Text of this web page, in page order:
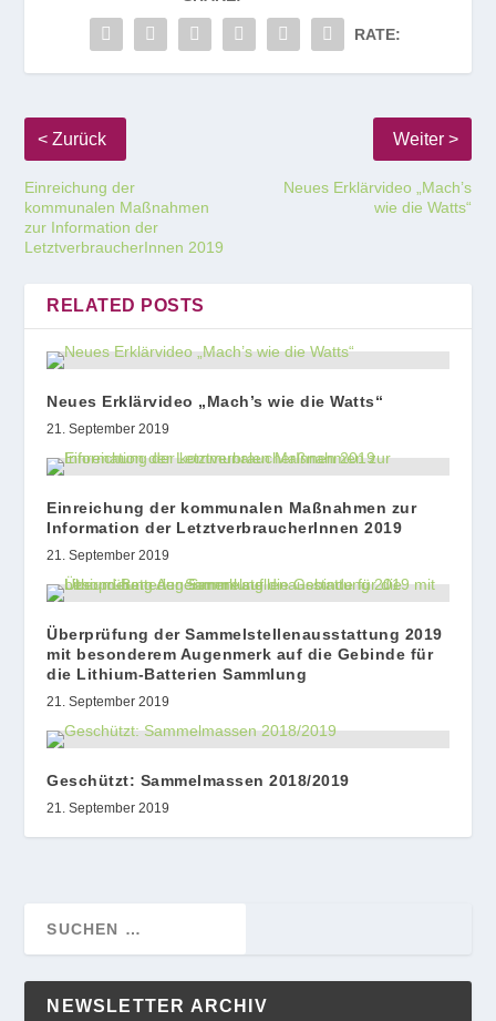
RATE:
Einreichung der
kommunalen Maßnahmen
zur Information der
LetztverbraucherInnen 2019
Neues Erklärvideo „Mach’s
wie die Watts“
RELATED POSTS
Neues Erklärvideo „Mach’s wie die Watts“
21. September 2019
Einreichung der kommunalen Maßnahmen zur
Information der LetztverbraucherInnen 2019
21. September 2019
Überprüfung der Sammelstellenausstattung 2019
mit besonderem Augenmerk auf die Gebinde für
die Lithium-Batterien Sammlung
21. September 2019
Geschützt: Sammelmassen 2018/2019
21. September 2019
NEWSLETTER ARCHIV